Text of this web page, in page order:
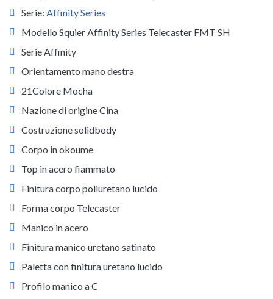
Serie: Affinity Series
Modello Squier Affinity Series Telecaster FMT SH
Serie Affinity
Orientamento mano destra
21Colore Mocha
Nazione di origine Cina
Costruzione solidbody
Corpo in okoume
Top in acero fiammato
Finitura corpo poliuretano lucido
Forma corpo Telecaster
Manico in acero
Finitura manico uretano satinato
Paletta con finitura uretano lucido
Profilo manico a C